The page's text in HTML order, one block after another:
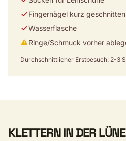
Fingernägel kurz geschnitten
Wasserflasche
Ringe/Schmuck vorher
Durchschnittlicher Erstbesuch: 2-3
KLETTERN IN DER